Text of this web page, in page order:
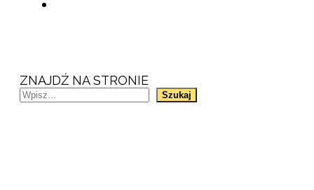
ZNAJDŹ NA STRONIE
Szukaj